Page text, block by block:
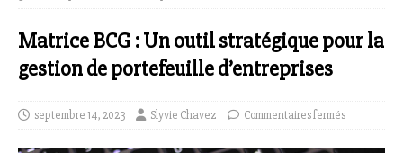
Matrice BCG : Un outil stratégique pour la
gestion de portefeuille d’entreprises
septembre 14, 2023 Slyvie Chavez Commentaires fermés